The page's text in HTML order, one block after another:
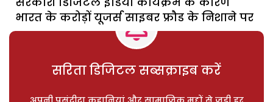
भारत के करोड़ों यूजर्स साइबर फ्रौड के निशाने पर
सरिता डिजिटल सब्सक्राइब करें